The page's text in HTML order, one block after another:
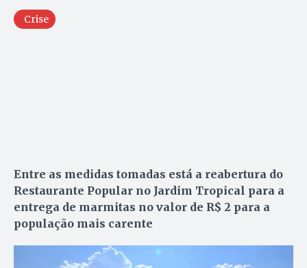
Crise
Entre as medidas tomadas está a reabertura do
Restaurante Popular no Jardim Tropical para a
entrega de marmitas no valor de R$ 2 para a
população mais carente